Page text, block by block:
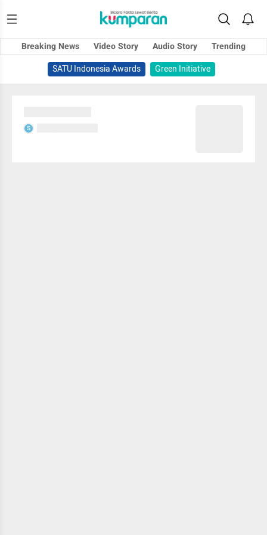
Breaking News Video Story Audio Story
Trending
SATU Indonesia Awards
Green Initiative
S